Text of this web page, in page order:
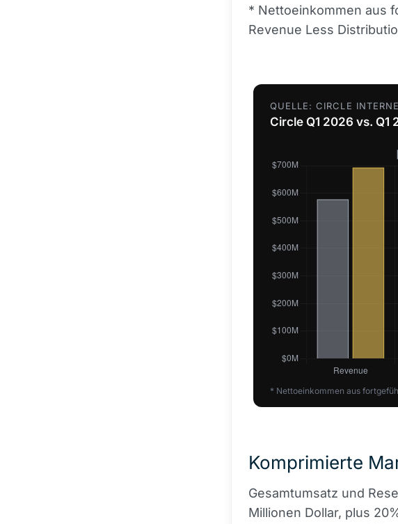
* Nettoeinkommen aus
Revenue Less
QUELLE: CIRCLE
Circle Q1 2026 vs. Q1
* Nettoeinkommen aus
Komprimierte
Gesamtumsatz und
Millionen Dollar, plus